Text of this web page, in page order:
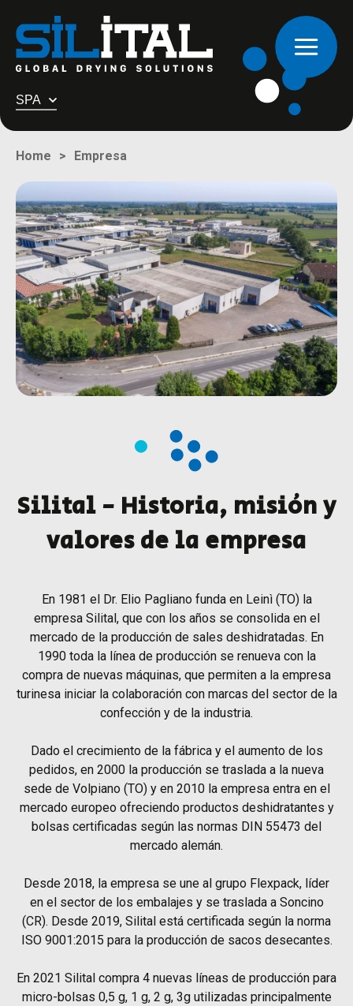
SPA
Home Empresa
Silital - Historia, misión y
valores de la empresa
En 1981 el Dr. Elio Pagliano funda en Leinì (TO) la
empresa Silital, que con los años se consolida en el
mercado de la producción de sales deshidratadas. En
1990 toda la línea de producción se renueva con la
compra de nuevas máquinas, que permiten a la empresa
turinesa iniciar la colaboración con marcas del sector de la
confección y de la industria.
Dado el crecimiento de la fábrica y el aumento de los
pedidos, en 2000 la producción se traslada a la nueva
sede de Volpiano (TO) y en 2010 la empresa entra en el
mercado europeo ofreciendo productos deshidratantes y
bolsas certificadas según las normas DIN 55473 del
mercado alemán.
Desde 2018, la empresa se une al grupo Flexpack, líder
en el sector de los embalajes y se traslada a Soncino
(CR). Desde 2019, Silital está certificada según la norma
ISO 9001:2015 para la producción de sacos desecantes.
En 2021 Silital compra 4 nuevas líneas de producción para
micro-bolsas 0,5 g, 1 g, 2 g, 3g utilizadas principalmente